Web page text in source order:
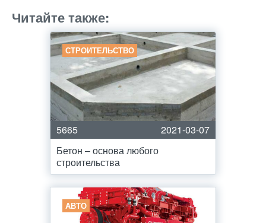
Читайте также:
СТРОИТЕЛЬСТВО
5665
2021-03-07
Бетон – основа любого
строительства
АВТО